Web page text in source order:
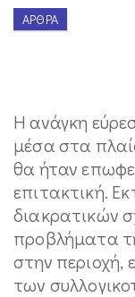
ΆΡΘΡΑ
Η ανάγκη
μέσα στα
θα ήταν
επιτακτική.
διακρατικών
προβλήματα
στην περιοχή,
των